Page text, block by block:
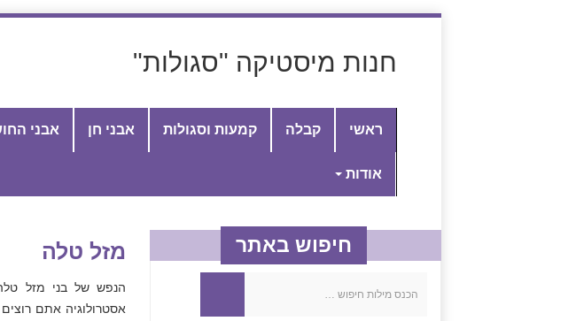
חנות מיסטיקה "סגולות"
ראשי קבלה קמעות וסגולות אבני חן אבני
אודות
מזל טלה
הנפש של בני מזל
אסטרולוגיה אתם
חיפוש באתר